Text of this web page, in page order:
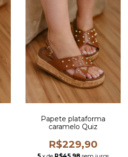
Papete plataforma
caramelo Quiz
R$229,90